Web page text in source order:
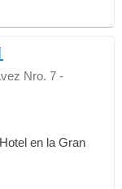
Nro. 7 -
en la Gran